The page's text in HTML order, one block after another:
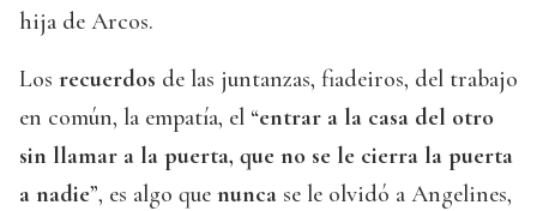
hija de Arcos.
Los recuerdos de las juntanzas, fiadeiros, del trabajo
en común, la empatía, el “entrar a la casa del otro
sin llamar a la puerta, que no se le cierra la puerta
a nadie”, es algo que nunca se le olvidó a Angelines,